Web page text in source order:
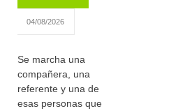
04/08/2026
Se marcha una
compañera, una
referente y una de
esas personas que